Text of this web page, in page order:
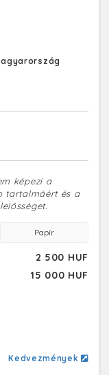
képezi a
tartalmáért és a
Papír
2 500 HUF
15 000 HUF
Kedvezmények